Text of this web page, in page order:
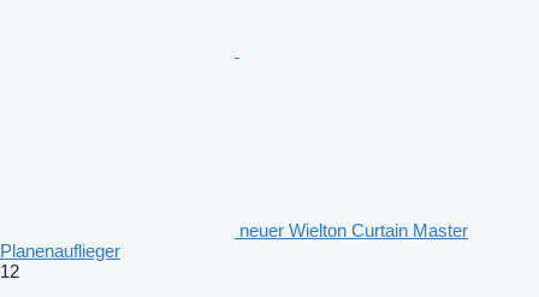
neuer Wielton Curtain Master
Planenauflieger
12